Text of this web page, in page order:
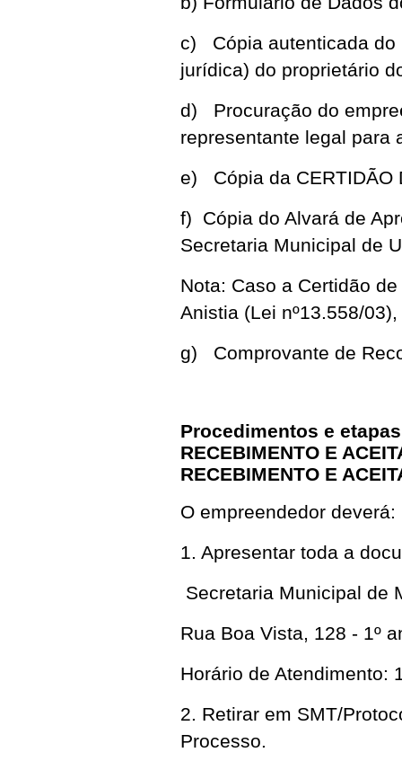
c) Cópia autenticada do
jurídica) do proprietário
d) Procuração do
representante legal para
e) Cópia da CERTIDÃO
f) Cópia do Alvará de
Secretaria Municipal de
Nota: Caso a Certidão
Anistia (Lei nº13.558/
g) Comprovante de
Procedimentos e
RECEBIMENTO E
RECEBIMENTO E
O empreendedor deverá:
1. Apresentar toda a
Secretaria Municipal de
Rua Boa Vista, 128 - 1º
Horário de Atendimento:
2. Retirar em SMT/
Processo.